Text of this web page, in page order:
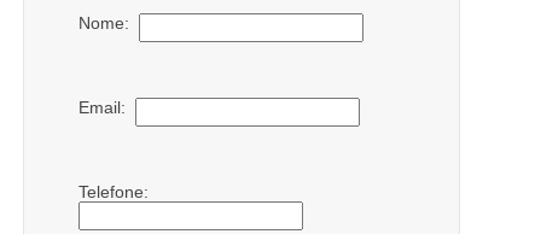
Nome:
Email:
Telefone: